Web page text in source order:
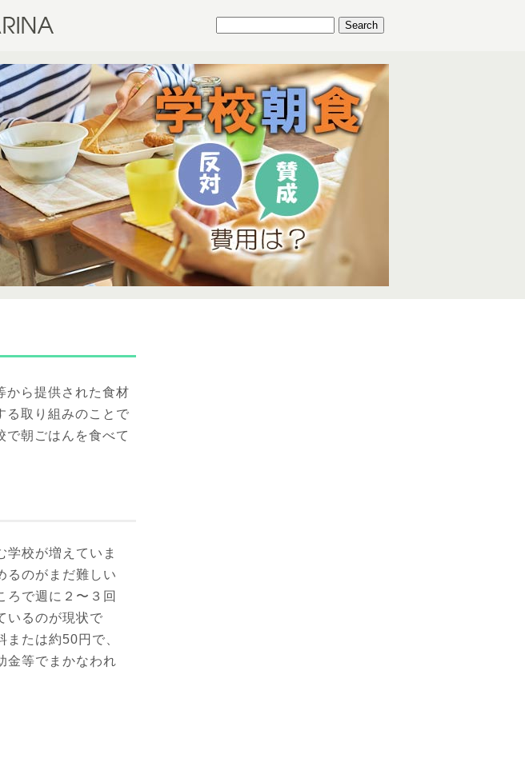
から提供された食材
る取り組みのことで
で朝ごはんを食べて
学校が増えていま
るのがまだ難しい
ろで週に２〜３回
いるのが現状で
たは約50円で、
金等でまかなわれ